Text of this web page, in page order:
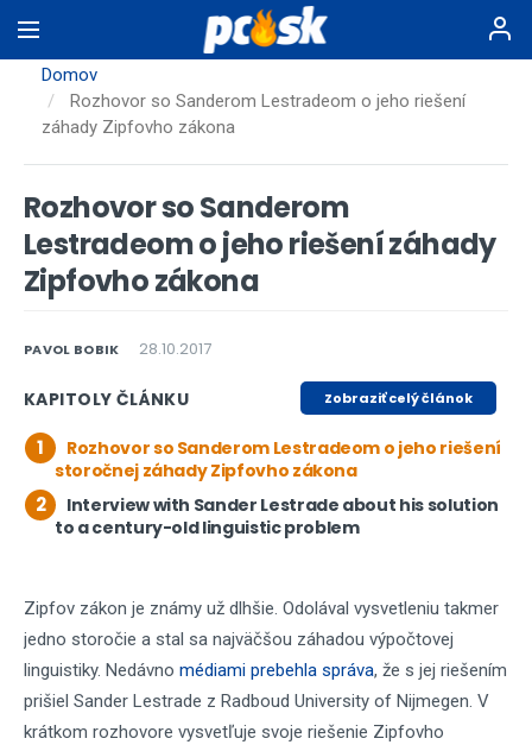
na
hlavnýDomov
Rozhovor so Sanderom Lestradeom o jeho riešení
záhady Zipfovho zákona
Rozhovor so Sanderom
Lestradeom o jeho riešení záhady
Zipfovho zákona
PAVOL BOBIK 28.10.2017
KAPITOLY ČLÁNKU Zobraziť celý článok
1
Rozhovor so Sanderom Lestradeom o jeho riešení
storočnej záhady Zipfovho zákona
2
Interview with Sander Lestrade about his solution
to a century-old linguistic problem
Zipfov zákon je známy už dlhšie. Odolával vysvetleniu takmer
jedno storočie a stal sa najväčšou záhadou výpočtovej
linguistiky. Nedávno médiami prebehla správa, že s jej riešením
prišiel Sander Lestrade z Radboud University of Nijmegen. V
krátkom rozhovore vysvetľuje svoje riešenie Zipfovho